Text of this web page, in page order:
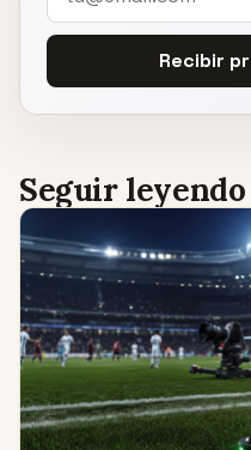
Recibir
Seguir leyendo